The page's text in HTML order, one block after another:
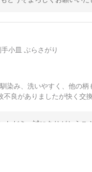
小皿 ぶらさがり
染み、洗いやすく、他の
良がありましたが快く交
ただき、誠にありがとう